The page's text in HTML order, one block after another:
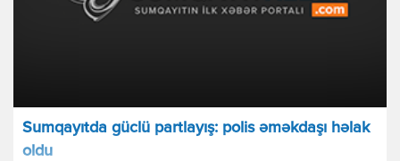
Sumqayıtda güclü partlayış: polis əməkdaşı həlak
oldu